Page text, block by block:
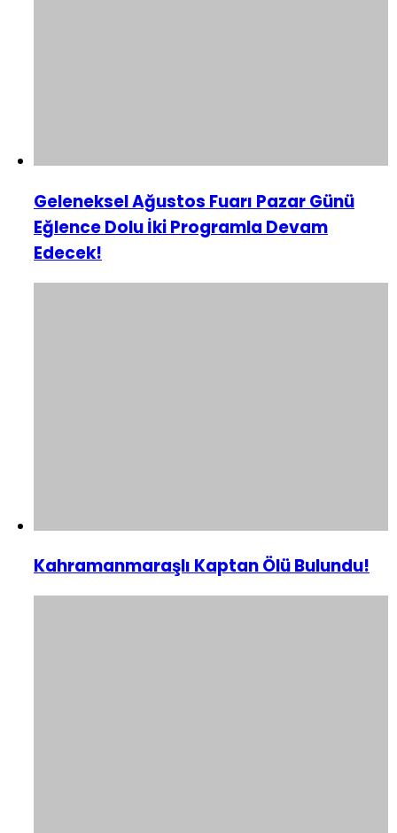
Geleneksel Ağustos Fuarı Pazar Günü
Eğlence Dolu İki Programla Devam
Edecek!
Kahramanmaraşlı Kaptan Ölü Bulundu!